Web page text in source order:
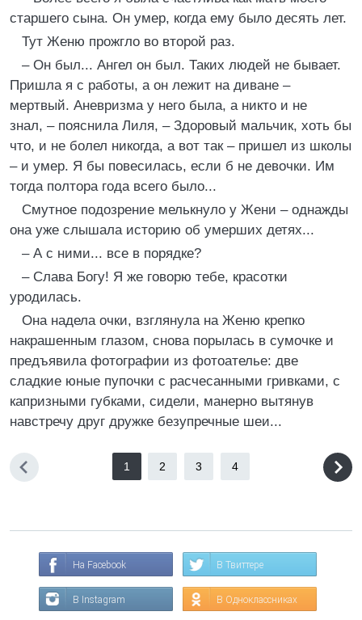
старшего сына. Он умер, когда ему было десять лет.
Тут Женю прожгло во второй раз.
– Он был... Ангел он был. Таких людей не бывает.
Пришла я с работы, а он лежит на диване –
мертвый. Аневризма у него была, а никто и не
знал, – пояснила Лиля, – Здоровый мальчик, хоть бы
что, и не болел никогда, а вот так – пришел из школы
– и умер. Я бы повесилась, если б не девочки. Им
тогда полтора года всего было...
Смутное подозрение мелькнуло у Жени – однажды
она уже слышала историю об умерших детях...
– А с ними... все в порядке?
– Слава Богу! Я же говорю тебе, красотки
уродилась.
Она надела очки, взглянула на Женю крепко
накрашенным глазом, снова порылась в сумочке и
предъявила фотографии из фотоателье: две
сладкие юные пупочки с расчесанными гривками, с
капризными губками, сидели, манерно вытянув
навстречу друг дружке безупречные шеи...
1 2 3 4
На Facebook В Твиттере
В Instagram В Одноклассниках